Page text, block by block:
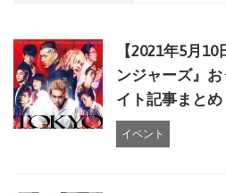
【2021年5月
ンジャーズ』
イト記事まとめ
イベント